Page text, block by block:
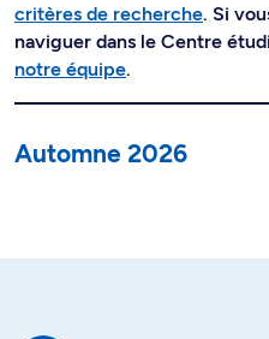
critères de recherche. Si
naviguer dans le Centre
notre équipe.
Automne 2026